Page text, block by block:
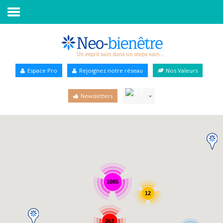
Annuaire Bien-être
Espace Pro Rejoignez notre réseau Nos Valeurs
Newsletters
1085
263
12